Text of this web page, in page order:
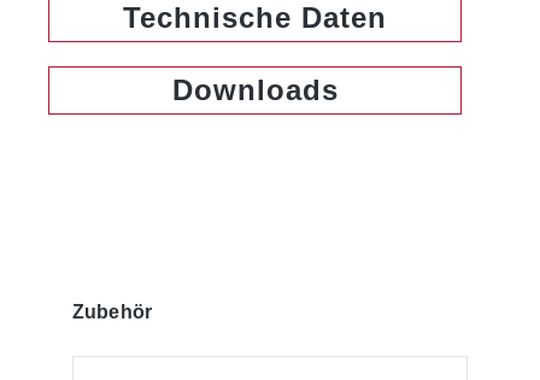
Technische Daten
Downloads
Produktgalerie überspringen
Zubehör